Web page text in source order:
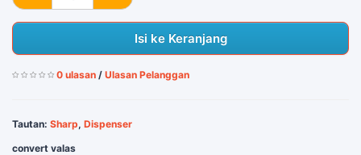
Isi ke Keranjang
0 ulasan / Ulasan Pelanggan
Tautan: Sharp, Dispenser
convert valas